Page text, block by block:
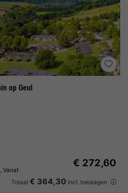
op Geul
Vanaf
€ 272,60
Totaal € 364,30 incl. toeslagen